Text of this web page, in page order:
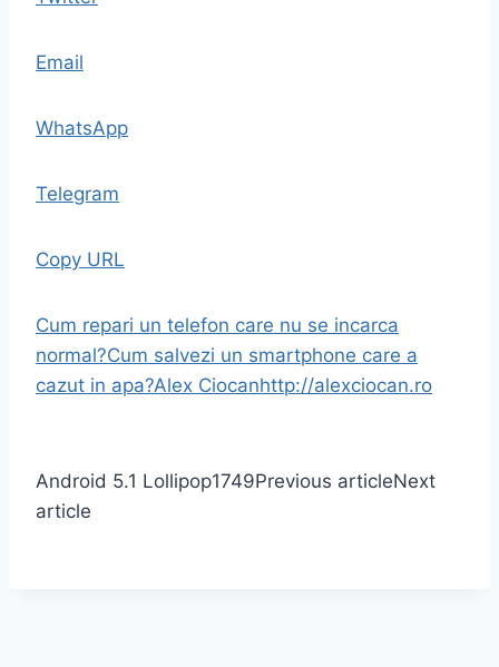
Email
WhatsApp
Telegram
Copy URL
Cum repari un telefon care nu se incarca
normal?Cum salvezi un smartphone care a
cazut in apa?Alex Ciocanhttp://alexciocan.ro
Android 5.1 Lollipop1749Previous articleNext
article